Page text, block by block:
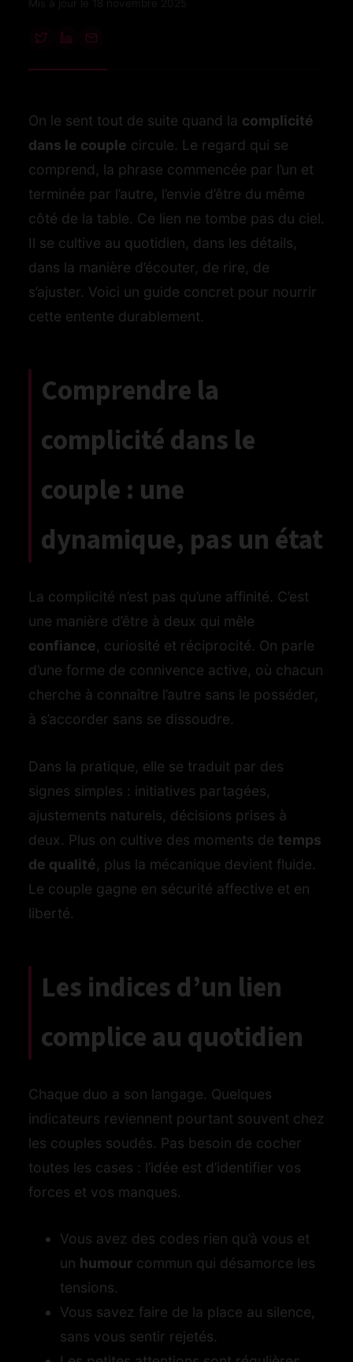
On le sent tout de suite quand la complicité
dans le couple circule. Le regard qui se
comprend, la phrase commencée par l’un et
terminée par l’autre, l’envie d’être du même
côté de la table. Ce lien ne tombe pas du ciel.
Il se cultive au quotidien, dans les détails,
dans la manière d’écouter, de rire, de
s’ajuster. Voici un guide concret pour nourrir
cette entente durablement.
Comprendre la
complicité dans le
couple : une
dynamique, pas un état
La complicité n’est pas qu’une affinité. C’est
une manière d’être à deux qui mêle
confiance, curiosité et réciprocité. On parle
d’une forme de connivence active, où chacun
cherche à connaître l’autre sans le posséder,
à s’accorder sans se dissoudre.
Dans la pratique, elle se traduit par des
signes simples : initiatives partagées,
ajustements naturels, décisions prises à
deux. Plus on cultive des moments de temps
de qualité, plus la mécanique devient fluide.
Le couple gagne en sécurité affective et en
liberté.
Les indices d’un lien
complice au quotidien
Chaque duo a son langage. Quelques
indicateurs reviennent pourtant souvent chez
les couples soudés. Pas besoin de cocher
toutes les cases : l’idée est d’identifier vos
forces et vos manques.
Vous avez des codes rien qu’à vous et
un humour commun qui désamorce les
tensions.
Vous savez faire de la place au silence,
sans vous sentir rejetés.